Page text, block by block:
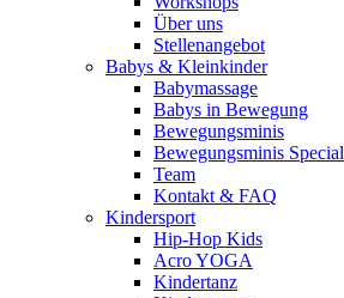
Über uns
Stellenangebot
Babys & Kleinkinder
Babymassage
Babys in Bewegung
Bewegungsminis
Bewegungsminis Special
Team
Kontakt & FAQ
Kindersport
Hip-Hop Kids
Acro YOGA
Kindertanz